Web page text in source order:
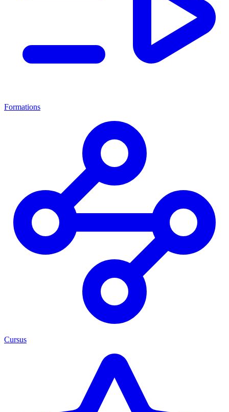
Formations
Cursus